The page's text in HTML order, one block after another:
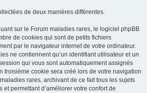
de deux manières différentes.
sur le Forum maladies rares, le logiciel phpBB
de cookies qui sont de petits fichiers
par le navigateur internet de votre ordinateur.
ne contiennent qu’un identifiant utilisateur et un
qui vous sont automatiquement assignés
troisième cookie sera créé lors de votre navigation
rares, archivant de ce fait tous les sujets
et permettant d’améliorer votre confort de